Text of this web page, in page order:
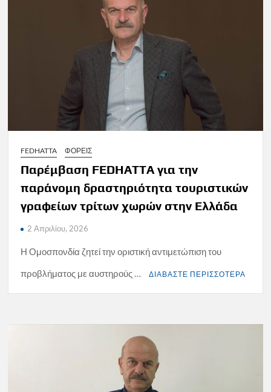
FEDHATTA ΦΟΡΕΙΣ
Παρέμβαση FEDHATTA για την
παράνομη δραστηριότητα τουριστικών
γραφείων τρίτων χωρών στην Ελλάδα
2 Απριλίου, 2026
Η Ομοσπονδία ζητεί την οριστική αντιμετώπιση του
προβλήματος με αυστηρούς …
ΔΙΑΒΑΣΤΕ ΠΕΡΙΣΣΟΤΕΡΑ